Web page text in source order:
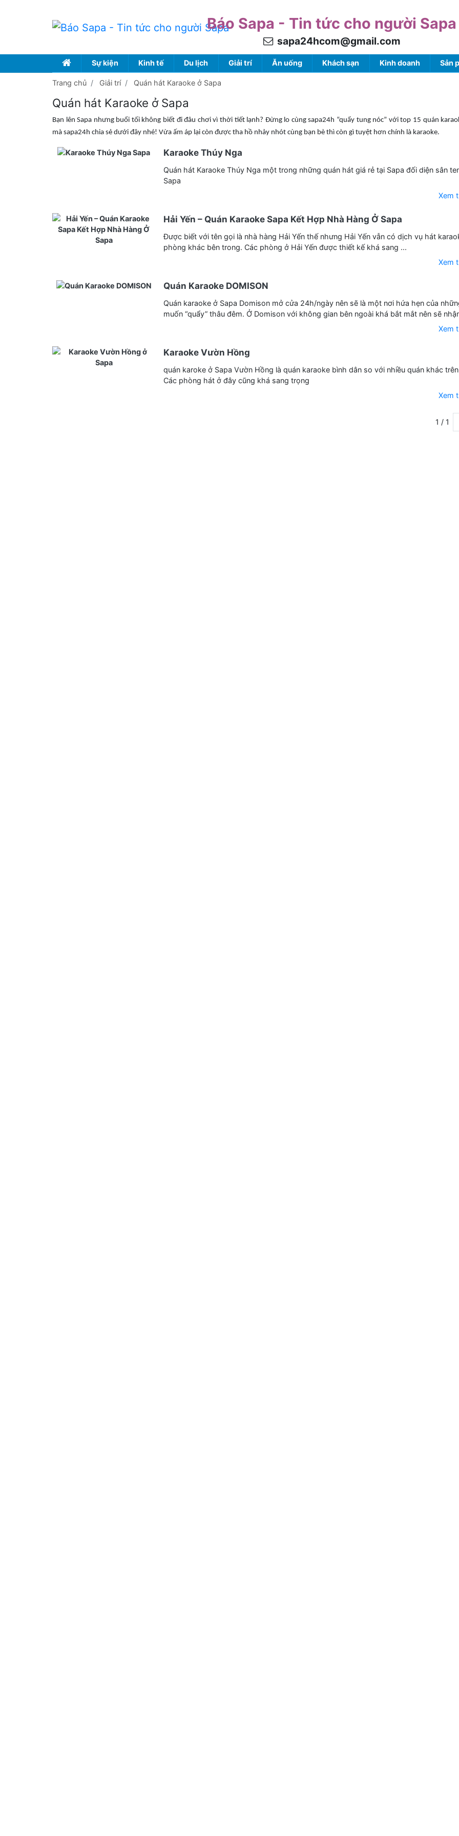
Báo Sapa - Tin tức cho người Sapa
sapa24hcom@gmail.com
Sự kiện Kinh tế Du lịch Giải trí Ăn uống Khách sạn Kinh doanh Sản
Trang chủ Giải trí Quán hát Karaoke ở Sapa
Quán hát Karaoke ở Sapa
Bạn lên Sapa nhưng buổi tối không biết đi đâu chơi vì thời tiết lạnh? Đừng lo cùng sapa24h “quẩy tung nóc” với top 15 quán
mà sapa24h chia sẻ dưới đây nhé! Vừa ấm áp lại còn được tha hồ nhảy nhót cùng bạn bè thì còn gì tuyệt hơn chính là karaoke.
Karaoke Thúy Nga
Quán hát Karaoke Thúy Nga một trong những quán hát giá rẻ tại Sapa đối diện sân
Sapa
Xem
Hải Yến – Quán Karaoke Sapa Kết Hợp Nhà Hàng Ở Sapa
Được biết với tên gọi là nhà hàng Hải Yến thế nhưng Hải Yến vẫn có dịch vụ hát
phòng khác bên trong. Các phòng ở Hải Yến được thiết kế khá sang ...
Xem
Quán Karaoke DOMISON
Quán karaoke ở Sapa Domison mở cửa 24h/ngày nên sẽ là một nơi hứa hẹn của
muốn “quẩy” thâu đêm. Ở Domison với không gian bên ngoài khá bắt mắt nên sẽ
Xem
Karaoke Vườn Hồng
quán karoke ở Sapa Vườn Hồng là quán karaoke bình dân so với nhiều quán khác
Các phòng hát ở đây cũng khá sang trọng
Xem
1 / 1